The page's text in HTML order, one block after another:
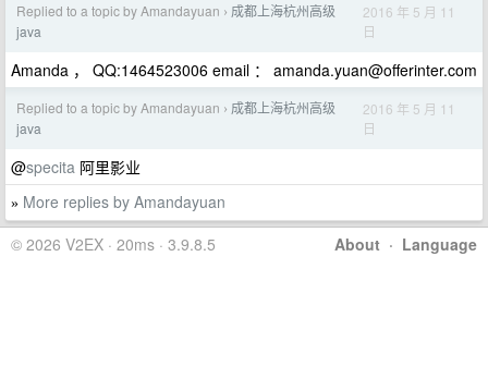
Replied to a topic by Amandayuan › 成都上海杭州高级
java
2016 年 5 月 11
日
Amanda ， QQ:1464523006 email ： amanda.yuan@offerinter.com
Replied to a topic by Amandayuan › 成都上海杭州高级
java
2016 年 5 月 11
日
@specita 阿里影业
» More replies by Amandayuan
About · Language
© 2026 V2EX · 20ms · 3.9.8.5